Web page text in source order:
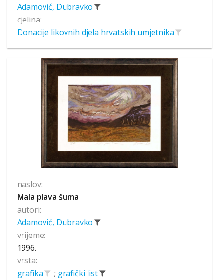
Adamović, Dubravko
cjelina:
Donacije likovnih djela hrvatskih umjetnika
naslov:
Mala plava šuma
autori:
Adamović, Dubravko
vrijeme:
1996.
vrsta:
grafika
; grafički list